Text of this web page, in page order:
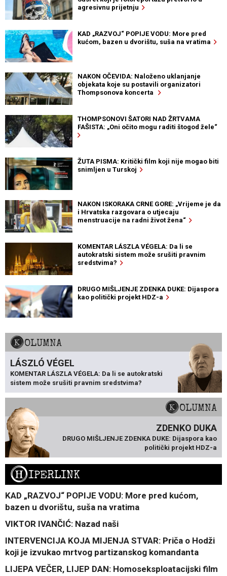
agresivnu prijetnju
KAD „RAZVOJ“ POPIJE VODU: More pred
kućom, bazen u dvorištu, suša na vratima
NAKON OČEVIDA: Naloženo uklanjanje
objekata koje su postavili organizatori
Thompsonova koncerta
THOMPSONOVI ŠATORI NAD ŽRTVAMA
FAŠISTA: „Oni očito mogu raditi štogod žele“
ŽUTA PISMA: Kritički film koji nije mogao biti
snimljen u Turskoj
NAKON ISKORAKA CRNE GORE: „Vrijeme je da
i Hrvatska razgovara o utjecaju
menstruacije na radni život žena“
KOMENTAR LÁSZLA VÉGELA: Da li se
autokratski sistem može srušiti pravnim
sredstvima?
DRUGO MIŠLJENJE ZDENKA DUKE: Dijaspora
kao politički projekt HDZ-a
KOLUMNA
LÁSZLÓ VÉGEL
KOMENTAR LÁSZLA VÉGELA: Da li se autokratski
sistem može srušiti pravnim sredstvima?
KOLUMNA
ZDENKO DUKA
DRUGO MIŠLJENJE ZDENKA DUKE: Dijaspora kao
politički projekt HDZ-a
HIPERLINK
KAD „RAZVOJ“ POPIJE VODU: More pred kućom,
bazen u dvorištu, suša na vratima
VIKTOR IVANČIĆ: Nazad naši
INTERVENCIJA KOJA MIJENJA STVAR: Priča o Hodži
koji je izvukao mrtvog partizanskog komandanta
LIJEPA VEČER, LIJEP DAN: Homoseksploatacijski film